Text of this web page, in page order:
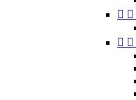
 
 